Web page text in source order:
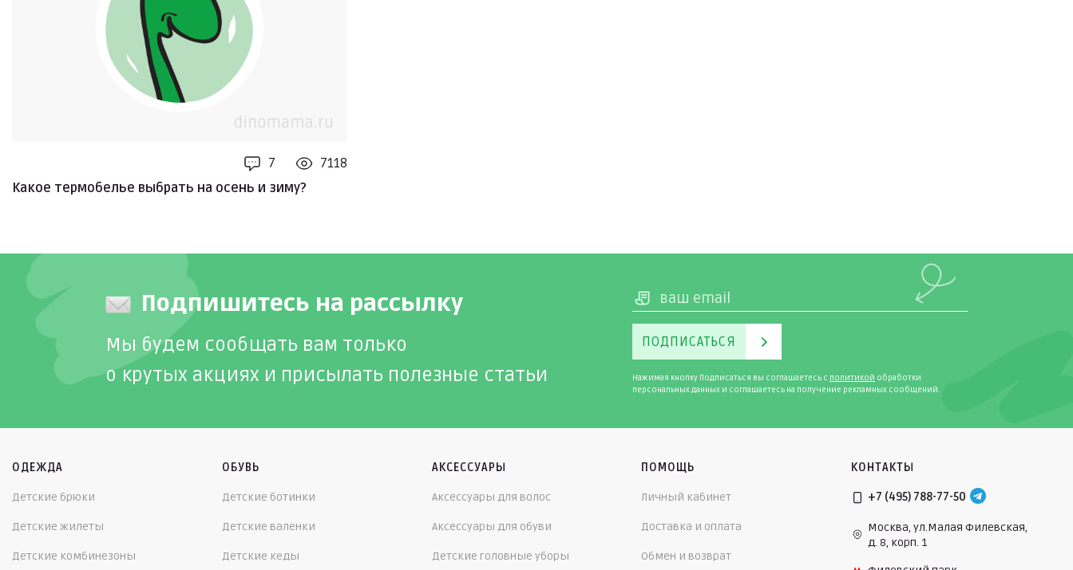
7
7118
Какое термобелье выбрать на осень и зиму?
Подпишитесь на рассылку
Мы будем сообщать вам только
о крутых акциях и присылать полезные статьи
ПОДПИСАТЬСЯ
Нажимая кнопку Подписаться вы соглашаетесь с политикой обработки
персональных данных и соглашаетесь на получение рекламных сообщений.
ОДЕЖДА
Детские брюки
Детские жилеты
Детские комбинезоны
ОБУВЬ
Детские ботинки
Детские валенки
Детские кеды
АКСЕССУАРЫ
Аксессуары для волос
Аксессуары для обуви
Детские головные уборы
ПОМОЩЬ
Личный кабинет
Доставка и оплата
Обмен и возврат
КОНТАКТЫ
+7 (495) 788-77-50
Москва, ул.Малая Филевская,
д. 8, корп. 1